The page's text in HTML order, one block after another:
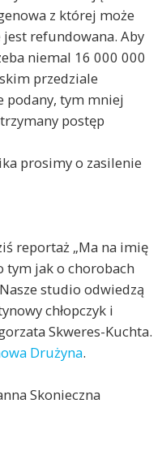
z której może
jest refundowana. Aby
niemal 16 000 000
przedziale
podany, tym mniej
postęp
prosimy o zasilenie
reportaż „Ma na imię
tym jak o chorobach
studio odwiedzą
chłopczyk i
Skweres-Kuchta.
Drużyna.
Skonieczna